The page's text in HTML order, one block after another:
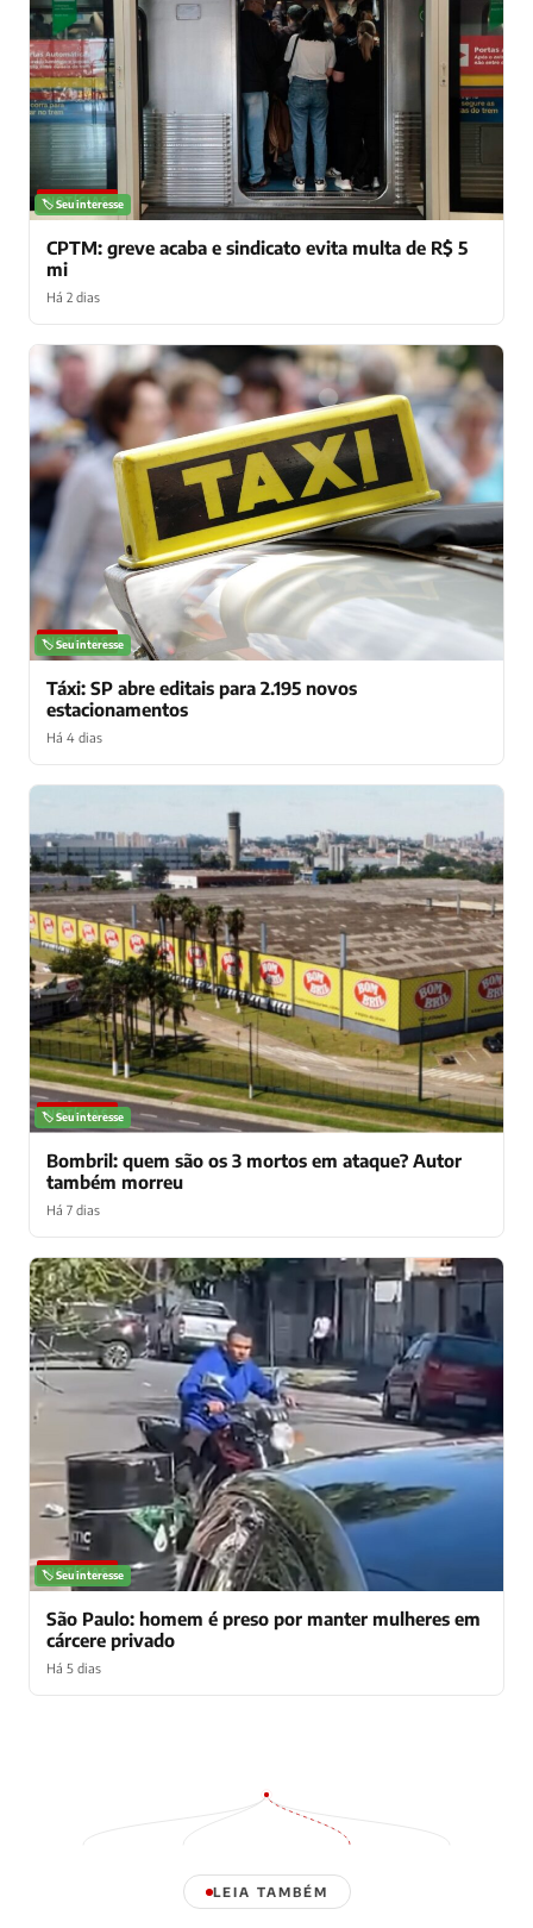
NOTÍCIAS
🏷️ Seu interesse
CPTM: greve acaba e sindicato evita multa de R$ 5
mi
Há 2 dias
NOTÍCIAS
🏷️ Seu interesse
Táxi: SP abre editais para 2.195 novos
estacionamentos
Há 4 dias
NOTÍCIAS
🏷️ Seu interesse
Bombril: quem são os 3 mortos em ataque? Autor
também morreu
Há 7 dias
NOTÍCIAS
🏷️ Seu interesse
São Paulo: homem é preso por manter mulheres em
cárcere privado
Há 5 dias
LEIA TAMBÉM